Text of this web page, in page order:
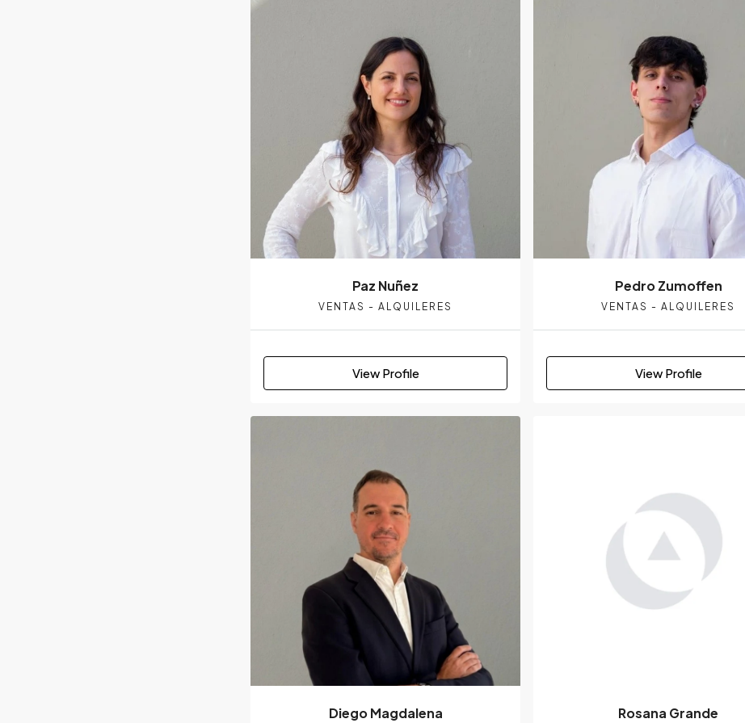
Paz Nuñez
VENTAS - ALQUILERES
View Profile
Pedro Zumoffen
VENTAS - ALQUILERES
View Profile
Diego Magdalena Rosana Grande